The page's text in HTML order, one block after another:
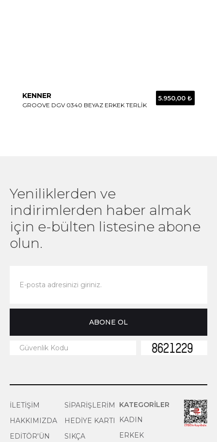
KENNER
GROOVE DGV 0340 BEYAZ ERKEK TERLİK
5.950,00 ₺
Yeniliklerden ve
indirimlerden haber almak
için e-bülten listesine abone
olun.
İLETİŞİM
HAKKIMIZDA
EDİTÖR'ÜN
SİPARİŞLERİM
HEDİYE KARTI
SIKÇA
KATEGORİLER
KADIN
ERKEK